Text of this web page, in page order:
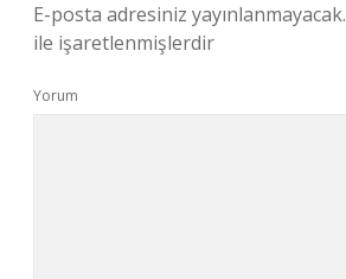
E-posta adresiniz yayınlanmayacak.
ile işaretlenmişlerdir
Yorum